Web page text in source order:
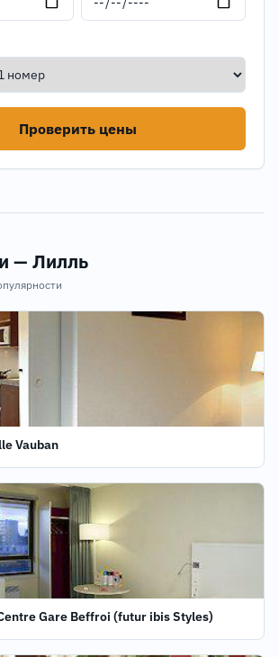
Проверить цены
— Лилль
Vauban
Gare Beffroi (futur ibis Styles)